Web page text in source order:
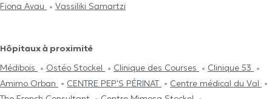
Fiona Avau
Vassiliki Samartzi
Hôpitaux à proximité
Médibois
Ostéo Stockel Clinique des Courses
Clinique 53
Amimo Orban
CENTRE PEP'S PÉRINAT
Centre médical du Val